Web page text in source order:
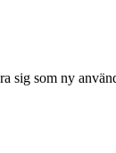
sig som ny